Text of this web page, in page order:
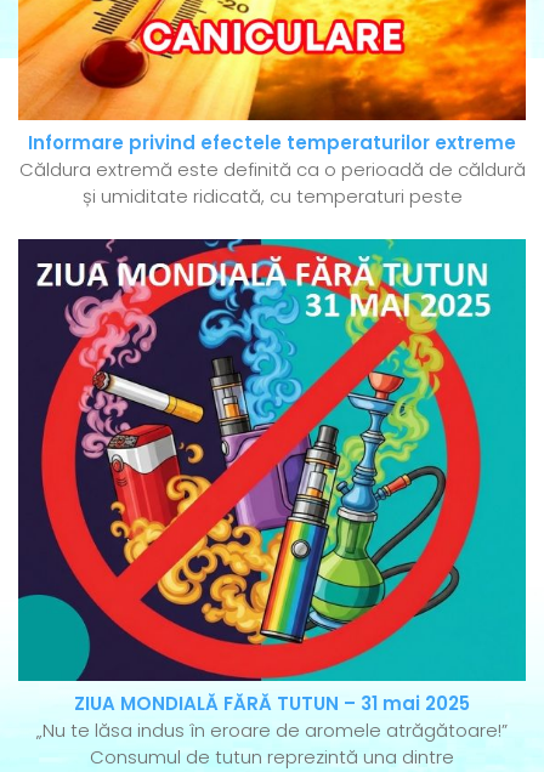
Informare privind efectele temperaturilor extreme
Căldura extremă este definită ca o perioadă de căldură
și umiditate ridicată, cu temperaturi peste
ZIUA MONDIALĂ FĂRĂ TUTUN – 31 mai 2025
„Nu te lăsa indus în eroare de aromele atrăgătoare!”
Consumul de tutun reprezintă una dintre